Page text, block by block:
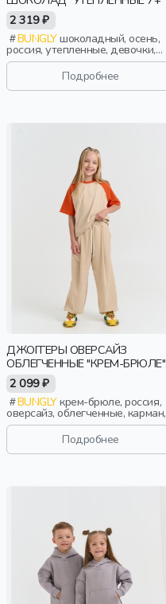
2 319 ₽
BUNGLYшоколадный, осень,
россия, утепленные, девочки,
малыши, дошкольники, дети
Подробнее
ДЖОГГЕРЫ ОВЕРСАЙЗ
ОБЛЕГЧЕННЫЕ "КРЕМ-БРЮЛЕ"
С КАРМАНАМИ 7+
2 099 ₽
BUNGLYкрем-брюле, россия,
оверсайз, облегченные, карман,
актив, мальчики, школьники,
подростки, детиПодробнее